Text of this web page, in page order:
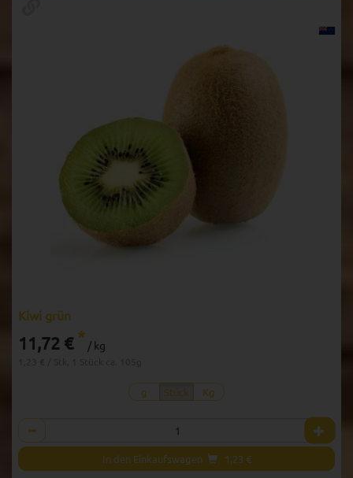
Kiwi grün
11,72 € * / kg
g Stück Kg
Anzahl
In den Einkaufswagen 1,23 €